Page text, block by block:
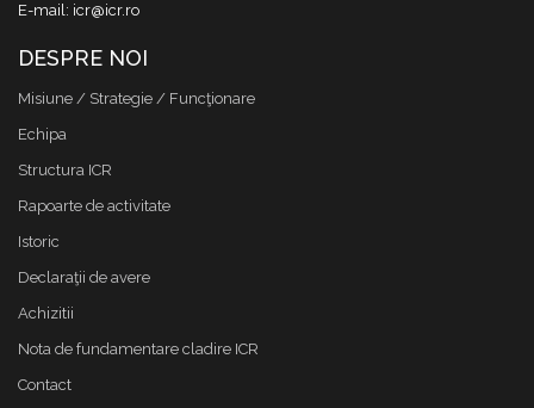
E-mail: icr@icr.ro
DESPRE NOI
Misiune / Strategie / Funcţionare
Echipa
Structura ICR
Rapoarte de activitate
Istoric
Declaraţii de avere
Achizitii
Nota de fundamentare cladire ICR
Contact